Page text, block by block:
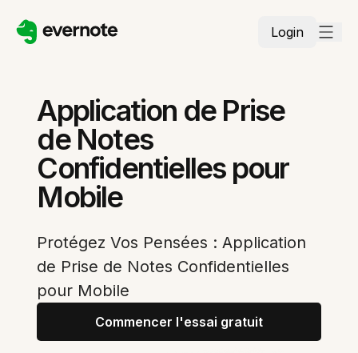
Login
Application de Prise
de Notes
Confidentielles pour
Mobile
Protégez Vos Pensées : Application
de Prise de Notes Confidentielles
pour Mobile
Commencer l'essai gratuit